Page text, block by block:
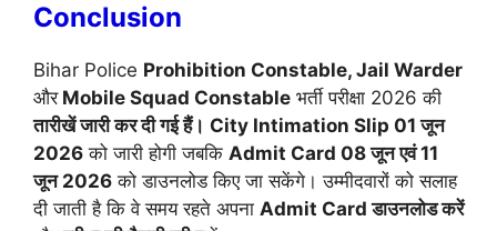
Conclusion
Bihar Police Prohibition Constable, Jail Warder
औरMobile Squad Constable भर्ती परीक्षा 2026 की
तारीखें जारी कर दी गई हैं। City Intimation Slip 01 जून
2026 को जारी होगी जबकि Admit Card 08 जून एवं 11
जून 2026 को डाउनलोड किए जा सकेंगे। उम्मीदवारों को सलाह
दी जाती है कि वे समय रहते अपना Admit Card डाउनलोड करें